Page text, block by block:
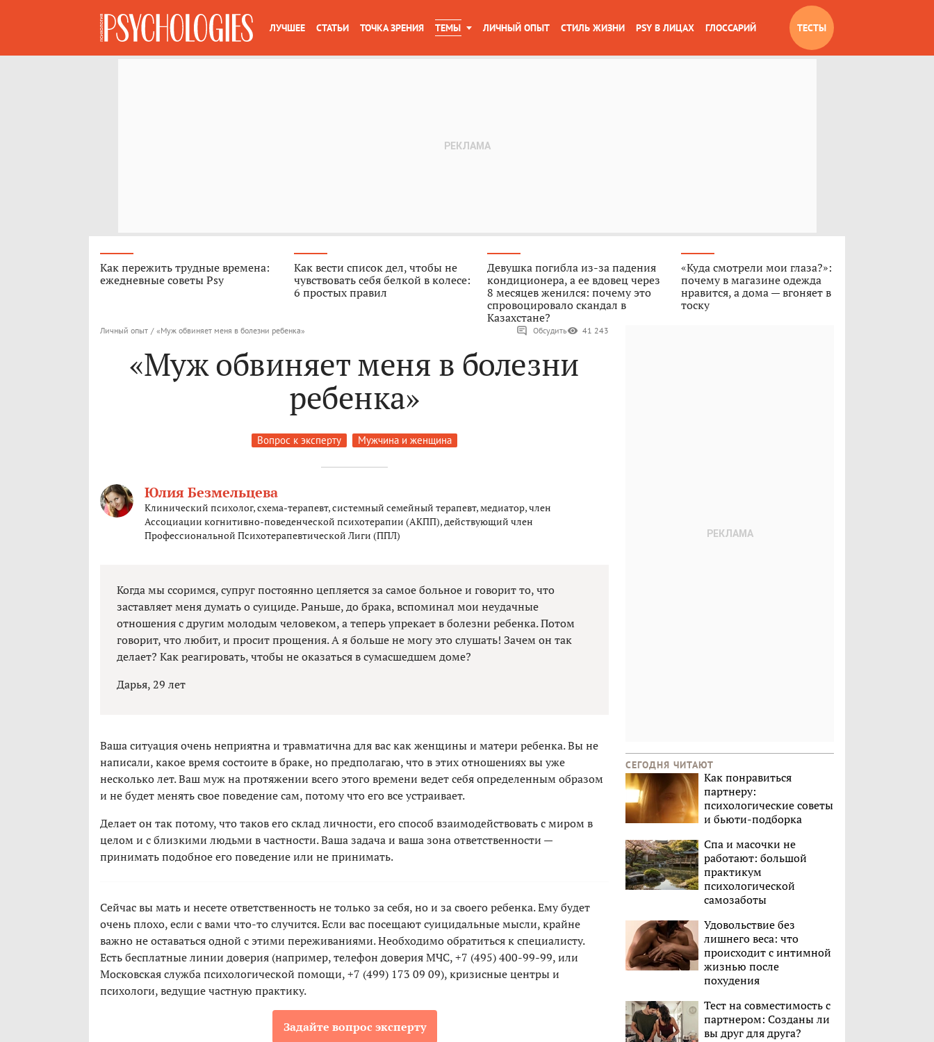
ЛУЧШЕЕ СТАТЬИ ТОЧКА ЗРЕНИЯ ТЕМЫ ЛИЧНЫЙ ОПЫТ СТИЛЬ ЖИЗНИ PSY В ЛИЦАХ ГЛОССАРИЙ ТЕСТЫ
Как пережить трудные времена:
ежедневные советы Psy
Как вести список дел, чтобы не
чувствовать себя белкой в колесе:
6 простых правил
Девушка погибла из-за падения
кондиционера, а ее вдовец через
8 месяцев женился: почему это
спровоцировало скандал в
Казахстане?
«Куда смотрели мои глаза?»:
почему в магазине одежда
нравится, а дома — вгоняет в
тоску
Личный опыт / «Муж обвиняет меня в болезни ребенка» Обсудить 41 243
«Муж обвиняет меня в болезни
ребенка»
Вопрос к эксперту Мужчина и женщина
Юлия Безмельцева
Клинический психолог, схема-терапевт, системный семейный терапевт, медиатор, член
Ассоциации когнитивно-поведенческой психотерапии (АКПП), действующий член
Профессиональной Психотерапевтической Лиги (ППЛ)
Когда мы ссоримся, супруг постоянно цепляется за самое больное и говорит то, что
заставляет меня думать о суициде. Раньше, до брака, вспоминал мои неудачные
отношения с другим молодым человеком, а теперь упрекает в болезни ребенка. Потом
говорит, что любит, и просит прощения. А я больше не могу это слушать! Зачем он так
делает? Как реагировать, чтобы не оказаться в сумасшедшем доме?
Дарья, 29 лет
Ваша ситуация очень неприятна и травматична для вас как женщины и матери ребенка. Вы не
написали, какое время состоите в браке, но предполагаю, что в этих отношениях вы уже
несколько лет. Ваш муж на протяжении всего этого времени ведет себя определенным образом
и не будет менять свое поведение сам, потому что его все устраивает.
Делает он так потому, что таков его склад личности, его способ взаимодействовать с миром в
целом и с близкими людьми в частности. Ваша задача и ваша зона ответственности —
принимать подобное его поведение или не принимать.
Сейчас вы мать и несете ответственность не только за себя, но и за своего ребенка. Ему будет
очень плохо, если с вами что-то случится. Если вас посещают суицидальные мысли, крайне
важно не оставаться одной с этими переживаниями. Необходимо обратиться к специалисту.
Есть бесплатные линии доверия (например, телефон доверия МЧС, +7 (495) 400-99-99, или
Московская служба психологической помощи, +7 (499) 173 09 09), кризисные центры и
психологи, ведущие частную практику.
Задайте вопрос эксперту
СЕГОДНЯ ЧИТАЮТ
Как понравиться
партнеру:
психологические советы
и бьюти-подборка
Спа и масочки не
работают: большой
практикум
психологической
самозаботы
Удовольствие без
лишнего веса: что
происходит с интимной
жизнью после
похудения
Тест на совместимость с
партнером: Созданы ли
вы друг для друга?